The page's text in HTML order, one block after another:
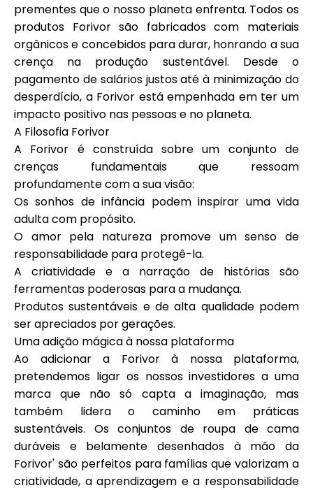
prementes que o nosso planeta enfrenta. Todos os
produtos Forivor são fabricados com materiais
orgânicos e concebidos para durar, honrando a sua
crença na produção sustentável. Desde o
pagamento de salários justos até à minimização do
desperdício, a Forivor está empenhada em ter um
impacto positivo nas pessoas e no planeta.
A Filosofia Forivor
A Forivor é construída sobre um conjunto de
crenças fundamentais que ressoam
profundamente com a sua visão:
Os sonhos de infância podem inspirar uma vida
adulta com propósito.
O amor pela natureza promove um senso de
responsabilidade para protegê-la.
A criatividade e a narração de histórias são
ferramentas poderosas para a mudança.
Produtos sustentáveis e de alta qualidade podem
ser apreciados por gerações.
Uma adição mágica à nossa plataforma
Ao adicionar a Forivor à nossa plataforma,
pretendemos ligar os nossos investidores a uma
marca que não só capta a imaginação, mas
também lidera o caminho em práticas
sustentáveis. Os conjuntos de roupa de cama
duráveis e belamente desenhados à mão da
Forivor' são perfeitos para famílias que valorizam a
criatividade, a aprendizagem e a responsabilidade